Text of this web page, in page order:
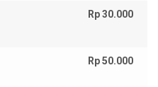
Rp 30.000
Rp 50.000